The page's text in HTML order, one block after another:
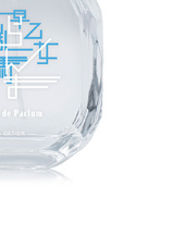
良牙、シャンプー
直営店舗、通販